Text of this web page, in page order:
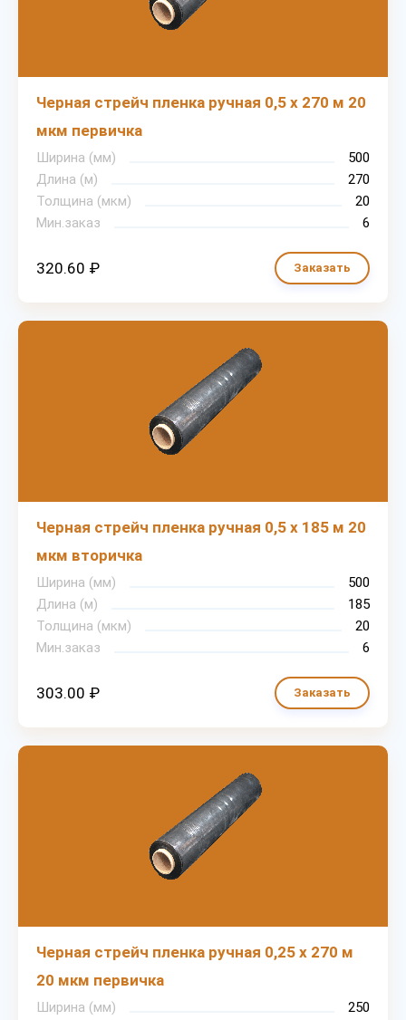
Черная стрейч пленка ручная 0,5 х 270 м 20
мкм первичка
Ширина (мм)
500
Длина (м)
270
Толщина (мкм)
20
Мин.заказ
6
320.60 ₽ Заказать
Черная стрейч пленка ручная 0,5 х 185 м 20
мкм вторичка
Ширина (мм)
500
Длина (м)
185
Толщина (мкм)
20
Мин.заказ
6
303.00 ₽ Заказать
Черная стрейч пленка ручная 0,25 х 270 м
20 мкм первичка
Ширина (мм)
250